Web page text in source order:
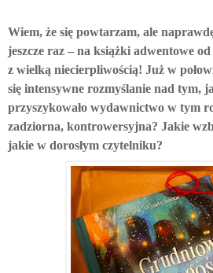
Wiem, że się powtarzam, ale
jeszcze raz – na książki adwentowe
z wielką niecierpliwością! Już w
się intensywne rozmyślanie nad tym,
przyszykowało wydawnictwo w tym
zadziorna, kontrowersyjna? Jakie
jakie w dorosłym czytelniku?